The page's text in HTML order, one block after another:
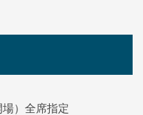
）全席指定